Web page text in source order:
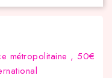
métropolitaine , 50€